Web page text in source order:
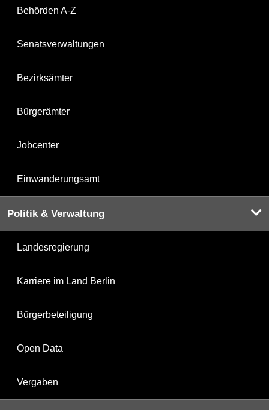
Behörden A-Z
Senatsverwaltungen
Bezirksämter
Bürgerämter
Jobcenter
Einwanderungsamt
Politik & Verwaltung
Landesregierung
Karriere im Land Berlin
Bürgerbeteiligung
Open Data
Vergaben